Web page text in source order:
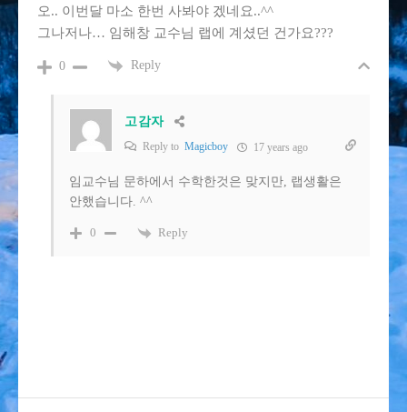
오.. 이번달 마소 한번 사봐야 겠네요..^^
그나저나… 임해창 교수님 랩에 계셨던 건가요???
0 Reply
고감자
Reply to Magicboy 17 years ago
임교수님 문하에서 수학한것은 맞지만, 랩생활은
안했습니다. ^^
0 Reply